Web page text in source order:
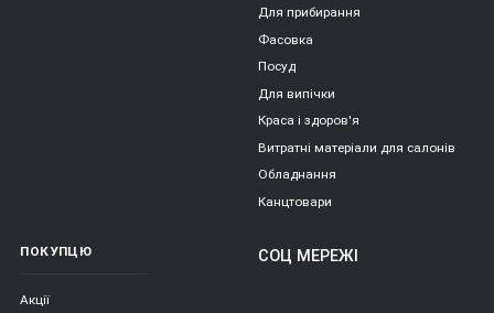
Для прибирання
Фасовка
Посуд
Для випічки
Краса і здоров'я
Витратні матеріали для салонів
Обладнання
Канцтовари
ПОКУПЦЮ
Акції
СОЦ МЕРЕЖІ